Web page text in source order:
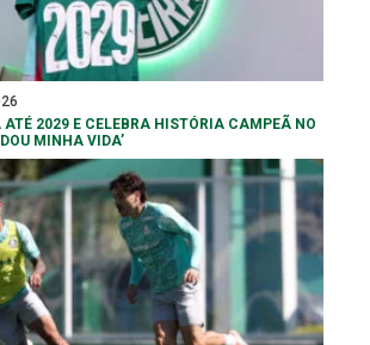
ATÉ 2029 E CELEBRA HISTÓRIA CAMPEÃ NO
MINHA VIDA’